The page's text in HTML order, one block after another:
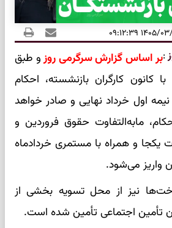
۰۶ ۰۹:۱۲:۳۹
:بر اساس گزارش سرگرمی روزو طبق
کانون کارگران بازنشسته، احکام
اول خرداد نهایی و صادر خواهد
مابه‌التفاوت حقوق فروردین و
یکجا و همراه با مستمری خردادماه
واریز می‌شود.
نیز از محل تسویه بخشی از
تأمین اجتماعی تأمین شده است.